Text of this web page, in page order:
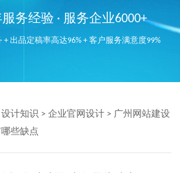
务经验 · 服务企业6000+
+ 出品定稿率高达96% + 客户服务满意度99%
设计知识 > 企业官网设计 > 广州网站建设
些缺点